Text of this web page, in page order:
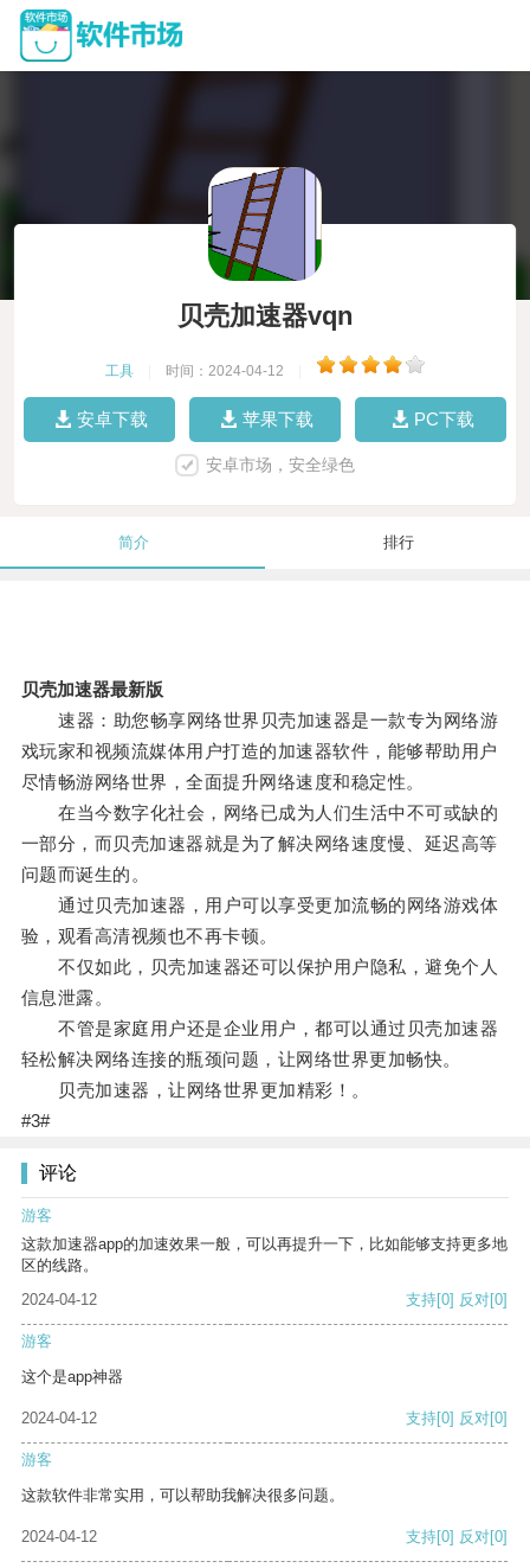
贝壳加速器vqn
工具 时间：2024-04-12
安卓下载 苹果下载 PC下载
安卓市场，安全绿色
简介 排行
贝壳加速器最新版
速器：助您畅享网络世界贝壳加速器是一款专为网络游
戏玩家和视频流媒体用户打造的加速器软件，能够帮助用户
尽情畅游网络世界，全面提升网络速度和稳定性。
在当今数字化社会，网络已成为人们生活中不可或缺的
一部分，而贝壳加速器就是为了解决网络速度慢、延迟高等
问题而诞生的。
通过贝壳加速器，用户可以享受更加流畅的网络游戏体
验，观看高清视频也不再卡顿。
不仅如此，贝壳加速器还可以保护用户隐私，避免个人
信息泄露。
不管是家庭用户还是企业用户，都可以通过贝壳加速器
轻松解决网络连接的瓶颈问题，让网络世界更加畅快。
贝壳加速器，让网络世界更加精彩！。
#3#
评论
游客
这款加速器app的加速效果一般，可以再提升一下，比如能够支持更多地
区的线路。
2024-04-12
支持[0] 反对[0]
游客
这个是app神器
2024-04-12 支持[0] 反对[0]
游客
这款软件非常实用，可以帮助我解决很多问题。
2024-04-12 支持[0] 反对[0]